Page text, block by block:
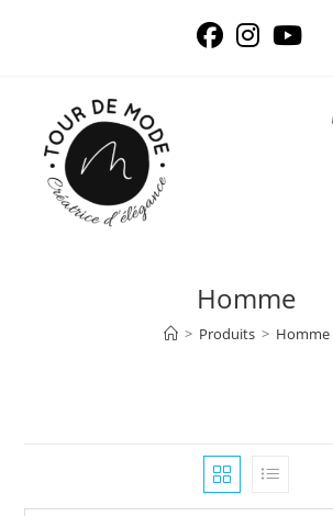
Homme
> Produits > Homme